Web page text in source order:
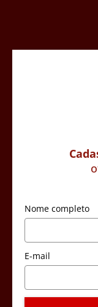
Nome completo
E-mail